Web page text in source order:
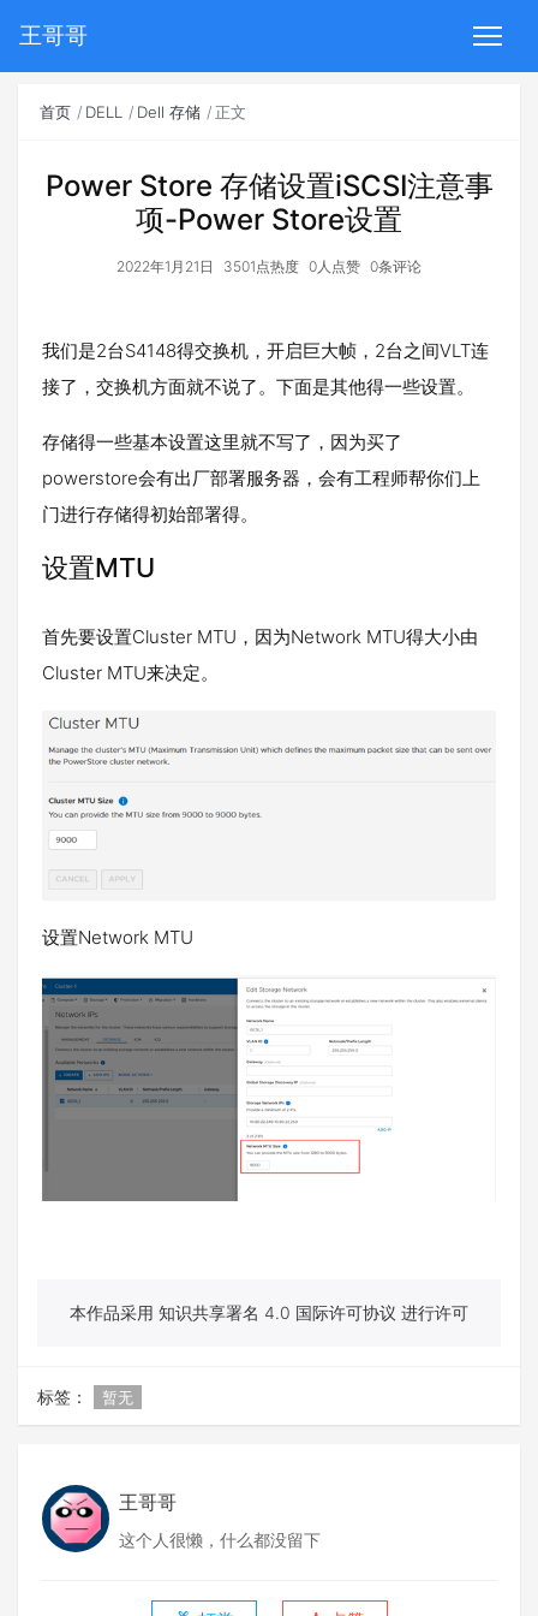
王哥哥
首页 DELL Dell 存储 正文
Power Store 存储设置iSCSI注意事
项-Power Store设置
2022年1月21日 3501点热度 0人点赞 0条评论
我们是2台S4148得交换机，开启巨大帧，2台之间VLT连
接了，交换机方面就不说了。下面是其他得一些设置。
存储得一些基本设置这里就不写了，因为买了
powerstore会有出厂部署服务器，会有工程师帮你们上
门进行存储得初始部署得。
设置MTU
首先要设置Cluster MTU，因为Network MTU得大小由
Cluster MTU来决定。
设置Network MTU
本作品采用 知识共享署名 4.0 国际许可协议 进行许可
标签： 暂无
王哥哥
这个人很懒，什么都没留下